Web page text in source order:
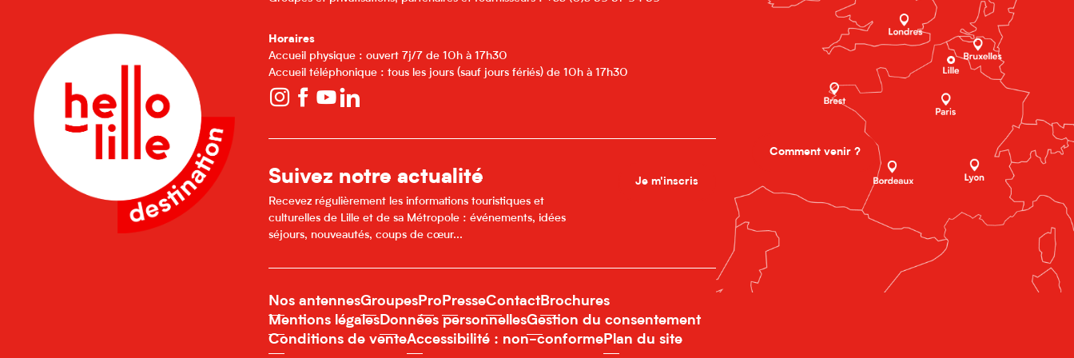
Horaires
Accueil physique : ouvert 7j/7 de 10h à 17h30
Accueil téléphonique : tous les jours (sauf jours fériés) de 10h à 17h30
Suivez notre actualité
Recevez régulièrement les informations touristiques et
culturelles de Lille et de sa Métropole : événements, idées
séjours, nouveautés, coups de cœur...
Je m'inscris
Nos antennesGroupes Pro PresseContactBrochures
Mentions légales Données personnellesGestion du consentement
Conditions de venteAccessibilité : non-conforme Plan du site
Comment venir ?